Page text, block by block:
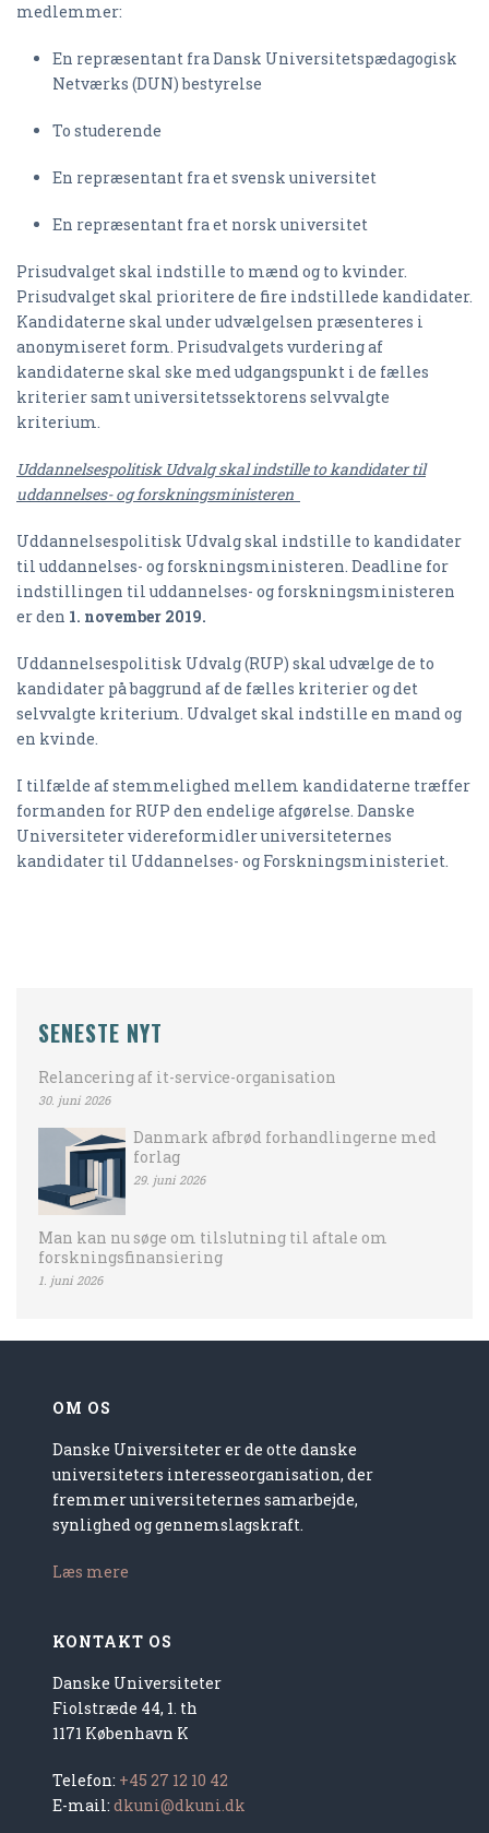
medlemmer:
En repræsentant fra Dansk Universitetspædagogisk
Netværks (DUN) bestyrelse
To studerende
En repræsentant fra et svensk universitet
En repræsentant fra et norsk universitet
Prisudvalget skal indstille to mænd og to kvinder.
Prisudvalget skal prioritere de fire indstillede kandidater.
Kandidaterne skal under udvælgelsen præsenteres i
anonymiseret form. Prisudvalgets vurdering af
kandidaterne skal ske med udgangspunkt i de fælles
kriterier samt universitetssektorens selvvalgte
kriterium.
Uddannelsespolitisk Udvalg skal indstille to kandidater til
uddannelses- og forskningsministeren
Uddannelsespolitisk Udvalg skal indstille to kandidater
til uddannelses- og forskningsministeren. Deadline for
indstillingen til uddannelses- og forskningsministeren
er den 1. november 2019.
Uddannelsespolitisk Udvalg (RUP) skal udvælge de to
kandidater på baggrund af de fælles kriterier og det
selvvalgte kriterium. Udvalget skal indstille en mand og
en kvinde.
I tilfælde af stemmelighed mellem kandidaterne træffer
formanden for RUP den endelige afgørelse. Danske
Universiteter videreformidler universiteternes
kandidater til Uddannelses- og Forskningsministeriet.
SENESTE NYT
Relancering af it-service-organisation
30. juni 2026
Danmark afbrød forhandlingerne med
forlag
29. juni 2026
Man kan nu søge om tilslutning til aftale om
forskningsfinansiering
1. juni 2026
OM OS
Danske Universiteter er de otte danske
universiteters interesseorganisation, der
fremmer universiteternes samarbejde,
synlighed og gennemslagskraft.
Læs mere
KONTAKT OS
Danske Universiteter
Fiolstræde 44, 1. th
1171 København K
Telefon: +45 27 12 10 42
E-mail:dkuni@dkuni.dk